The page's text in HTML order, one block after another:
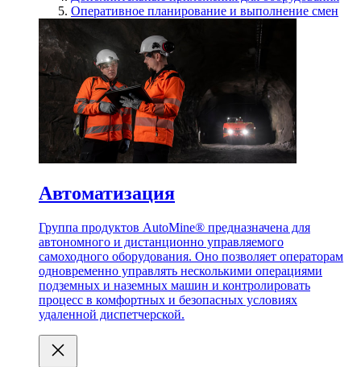
Оперативное планирование и выполнение смен
Автоматизация
Группа продуктов AutoMine® предназначена для
автономного и дистанционно управляемого
самоходного оборудования. Оно позволяет операторам
одновременно управлять несколькими операциями
подземных и наземных машин и контролировать
процесс в комфортных и безопасных условиях
удаленной диспетчерской.